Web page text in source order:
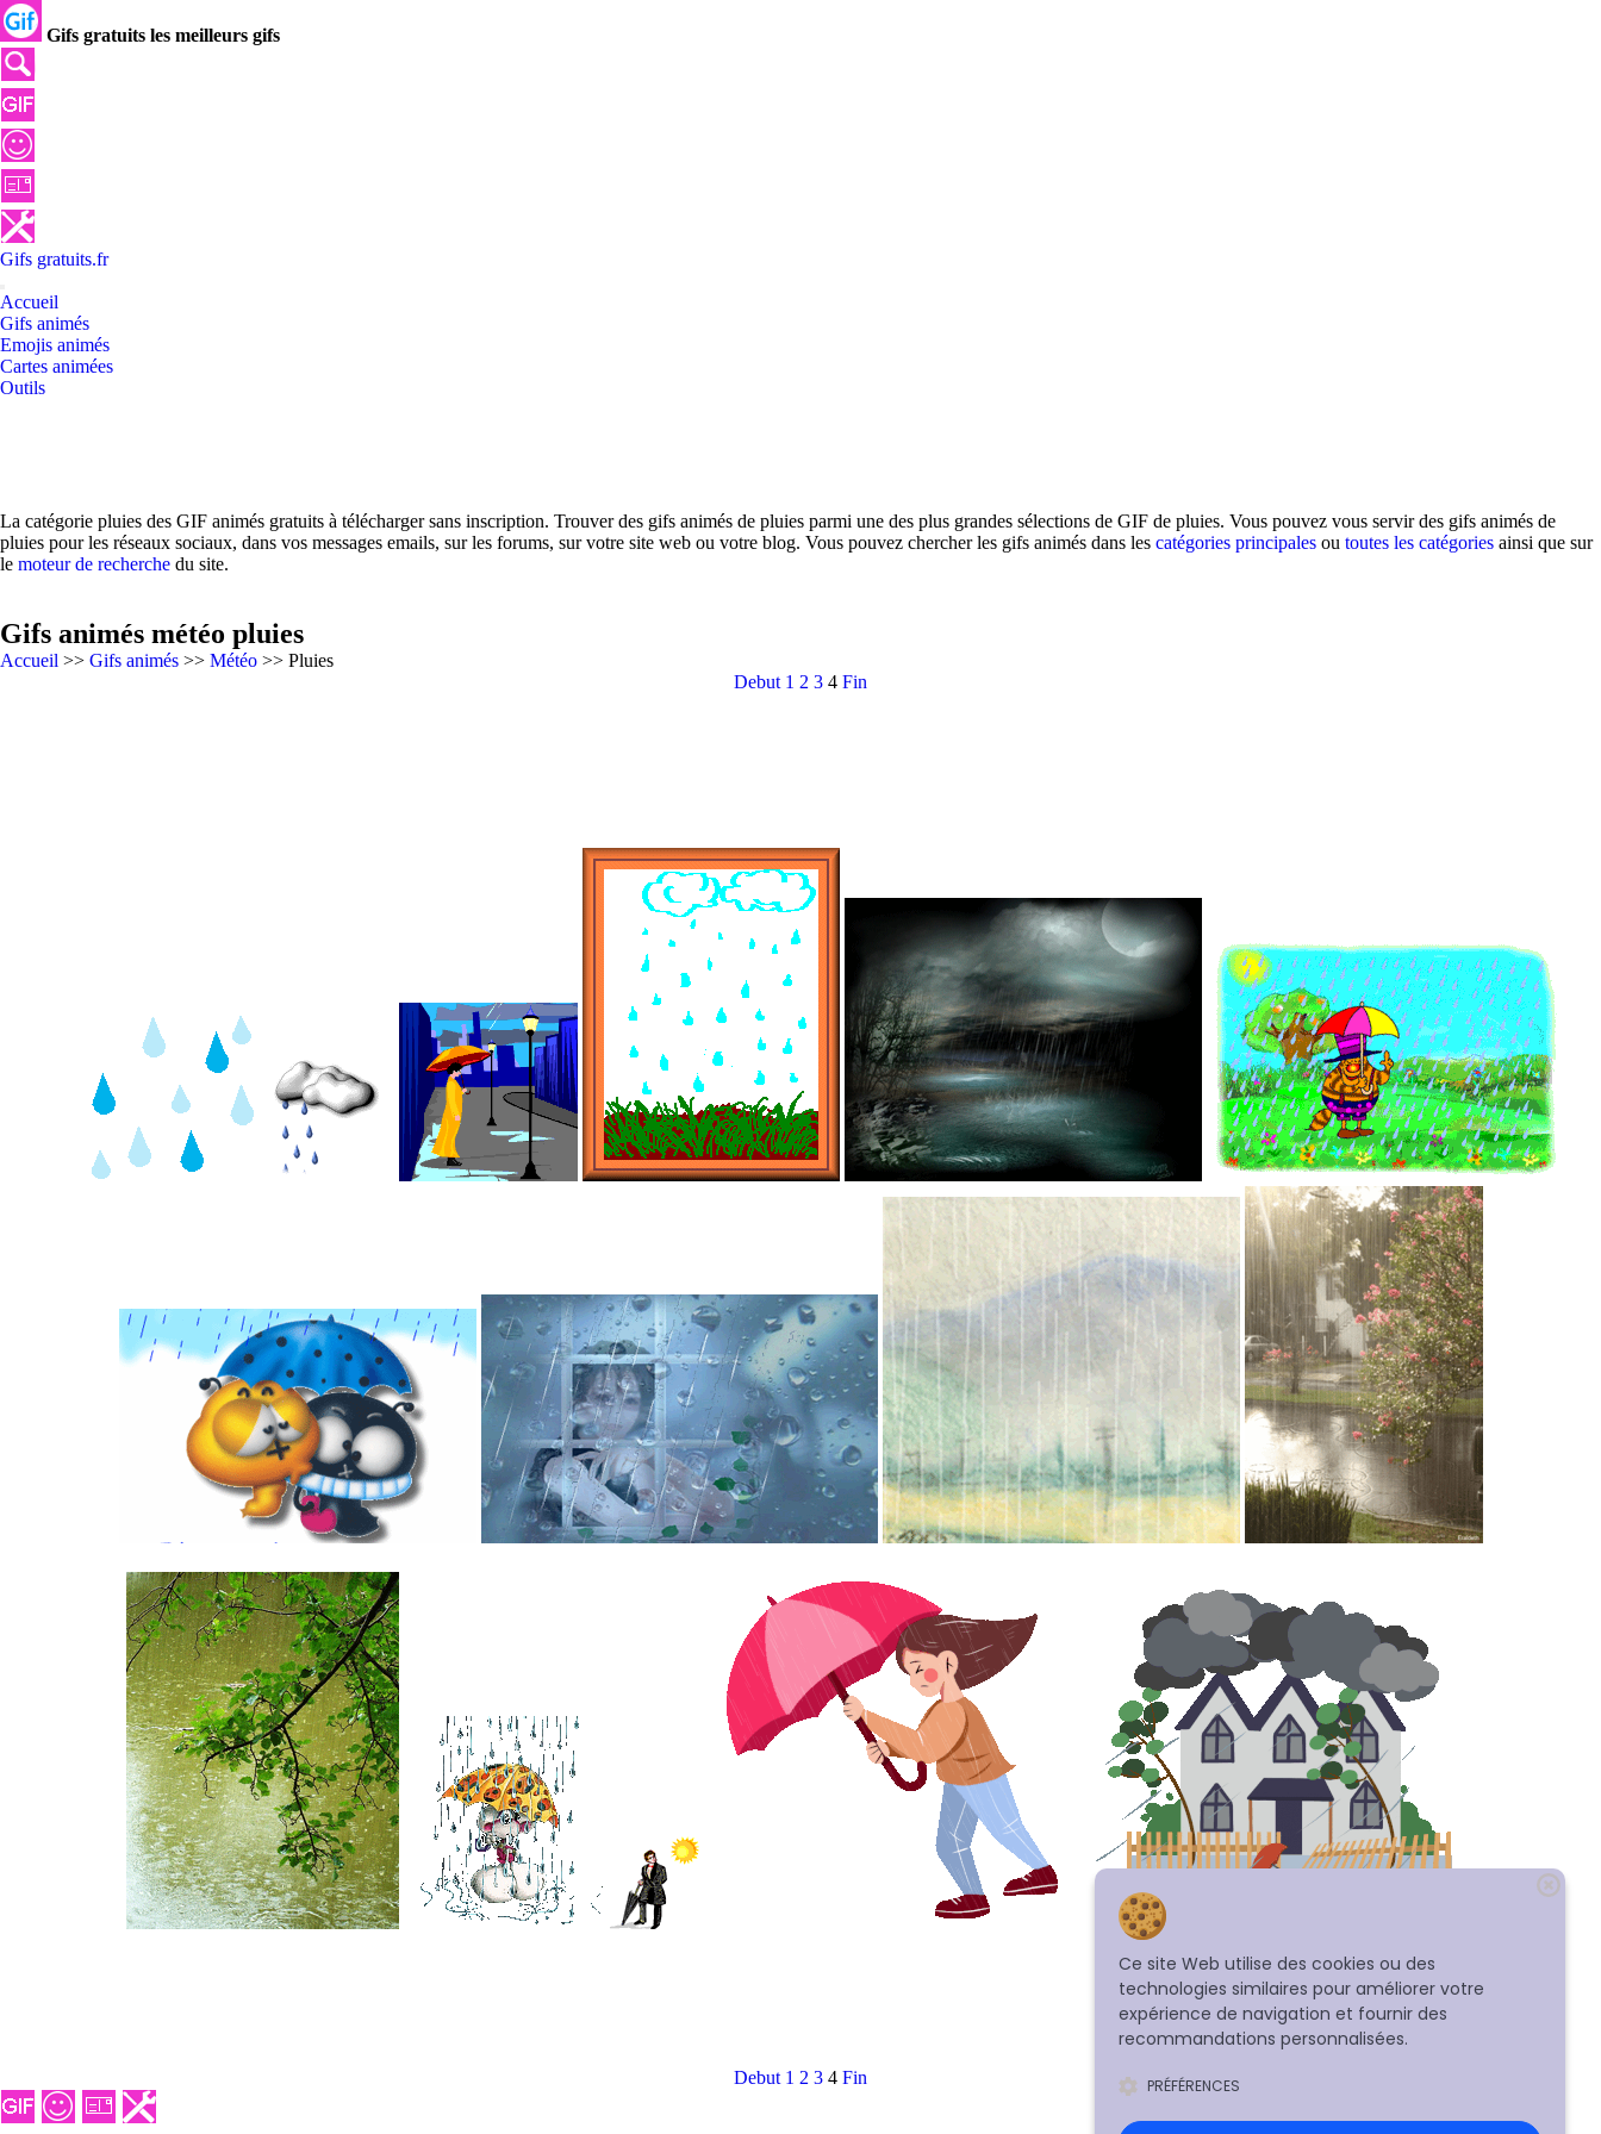
Gifs gratuits les meilleurs gifs
Gifs gratuits.fr
Accueil
Gifs animés
Emojis animés
Cartes animées
Outils
La catégorie pluies des GIF animés gratuits à télécharger sans inscription. Trouver des gifs animés de pluies parmi une des plus grandes sélections de GIF de pluies. Vous pouvez vous servir des gifs animés de
pluies pour les réseaux sociaux, dans vos messages emails, sur les forums, sur votre site web ou votre blog. Vous pouvez chercher les gifs animés dans les catégories principales ou toutes les catégories ainsi que sur
le moteur de recherche du site.
Gifs animés météo pluies
Accueil >> Gifs animés >> Météo >> Pluies
Debut 1 2 3 4 Fin
Debut 1 2 3 4 Fin
Ce site Web utilise des cookies ou des
technologies similaires pour améliorer votre
expérience de navigation et fournir des
recommandations personnalisées.
PRÉFÉRENCES